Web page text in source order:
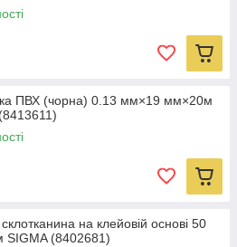
ПВХ (чорна) 0.13 мм×19 мм×20м
склотканина на клейовій основі 50
SIGMA (8402681)